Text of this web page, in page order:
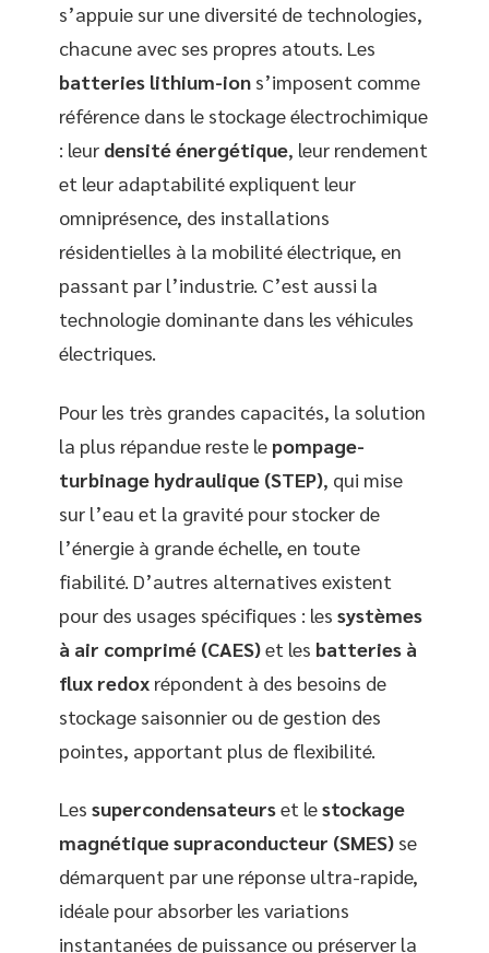
s’appuie sur une diversité de technologies,
chacune avec ses propres atouts. Les
batteries lithium-ion s’imposent comme
référence dans le stockage électrochimique
: leur densité énergétique, leur rendement
et leur adaptabilité expliquent leur
omniprésence, des installations
résidentielles à la mobilité électrique, en
passant par l’industrie. C’est aussi la
technologie dominante dans les véhicules
électriques.
Pour les très grandes capacités, la solution
la plus répandue reste le pompage-
turbinage hydraulique (STEP), qui mise
sur l’eau et la gravité pour stocker de
l’énergie à grande échelle, en toute
fiabilité. D’autres alternatives existent
pour des usages spécifiques : les systèmes
à air comprimé (CAES)et les batteries à
flux redox répondent à des besoins de
stockage saisonnier ou de gestion des
pointes, apportant plus de flexibilité.
Les supercondensateurset lestockage
magnétique supraconducteur (SMES) se
démarquent par une réponse ultra-rapide,
idéale pour absorber les variations
instantanées de puissance ou préserver la